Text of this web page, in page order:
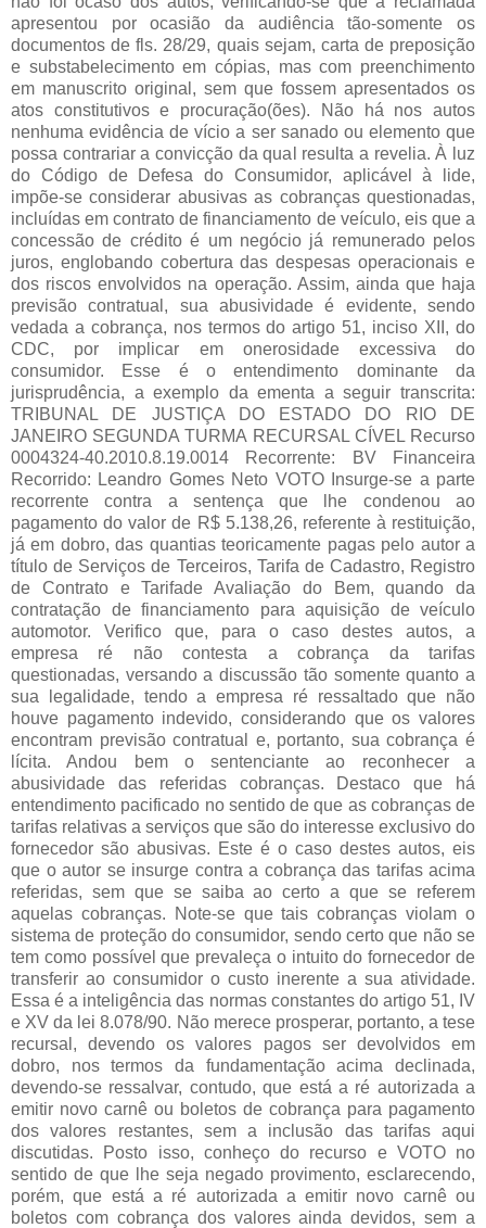
apresentou por ocasião da audiência tão-somente os
documentos de fls. 28/29, quais sejam, carta de preposição
e substabelecimento em cópias, mas com preenchimento
em manuscrito original, sem que fossem apresentados os
atos constitutivos e procuração(ões). Não há nos autos
nenhuma evidência de vício a ser sanado ou elemento que
possa contrariar a convicção da qual resulta a revelia. À luz
do Código de Defesa do Consumidor, aplicável à lide,
impõe-se considerar abusivas as cobranças questionadas,
incluídas em contrato de financiamento de veículo, eis que a
concessão de crédito é um negócio já remunerado pelos
juros, englobando cobertura das despesas operacionais e
dos riscos envolvidos na operação. Assim, ainda que haja
previsão contratual, sua abusividade é evidente, sendo
vedada a cobrança, nos termos do artigo 51, inciso XII, do
CDC, por implicar em onerosidade excessiva do
consumidor. Esse é o entendimento dominante da
jurisprudência, a exemplo da ementa a seguir transcrita:
TRIBUNAL DE JUSTIÇA DO ESTADO DO RIO DE
JANEIRO SEGUNDA TURMA RECURSAL CÍVEL Recurso
0004324-40.2010.8.19.0014 Recorrente: BV Financeira
Recorrido: Leandro Gomes Neto VOTO Insurge-se a parte
recorrente contra a sentença que lhe condenou ao
pagamento do valor de R$ 5.138,26, referente à restituição,
já em dobro, das quantias teoricamente pagas pelo autor a
título de Serviços de Terceiros, Tarifa de Cadastro, Registro
de Contrato e Tarifade Avaliação do Bem, quando da
contratação de financiamento para aquisição de veículo
automotor. Verifico que, para o caso destes autos, a
empresa ré não contesta a cobrança da tarifas
questionadas, versando a discussão tão somente quanto a
sua legalidade, tendo a empresa ré ressaltado que não
houve pagamento indevido, considerando que os valores
encontram previsão contratual e, portanto, sua cobrança é
lícita. Andou bem o sentenciante ao reconhecer a
abusividade das referidas cobranças. Destaco que há
entendimento pacificado no sentido de que as cobranças de
tarifas relativas a serviços que são do interesse exclusivo do
fornecedor são abusivas. Este é o caso destes autos, eis
que o autor se insurge contra a cobrança das tarifas acima
referidas, sem que se saiba ao certo a que se referem
aquelas cobranças. Note-se que tais cobranças violam o
sistema de proteção do consumidor, sendo certo que não se
tem como possível que prevaleça o intuito do fornecedor de
transferir ao consumidor o custo inerente a sua atividade.
Essa é a inteligência das normas constantes do artigo 51, IV
e XV da lei 8.078/90. Não merece prosperar, portanto, a tese
recursal, devendo os valores pagos ser devolvidos em
dobro, nos termos da fundamentação acima declinada,
devendo-se ressalvar, contudo, que está a ré autorizada a
emitir novo carnê ou boletos de cobrança para pagamento
dos valores restantes, sem a inclusão das tarifas aqui
discutidas. Posto isso, conheço do recurso e VOTO no
sentido de que lhe seja negado provimento, esclarecendo,
porém, que está a ré autorizada a emitir novo carnê ou
boletos com cobrança dos valores ainda devidos, sem a